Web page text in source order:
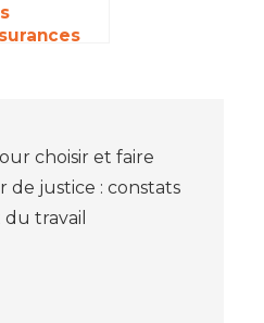
choisir et faire
de justice : constats
travail